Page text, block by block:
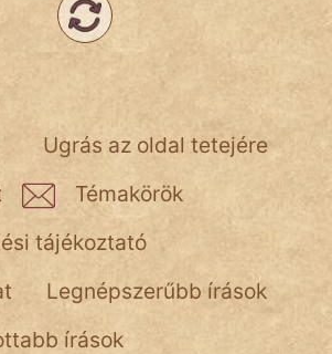
Ugrás az oldal tetejére
Témakörök
tájékoztató
Legnépszerűbb írások
írások